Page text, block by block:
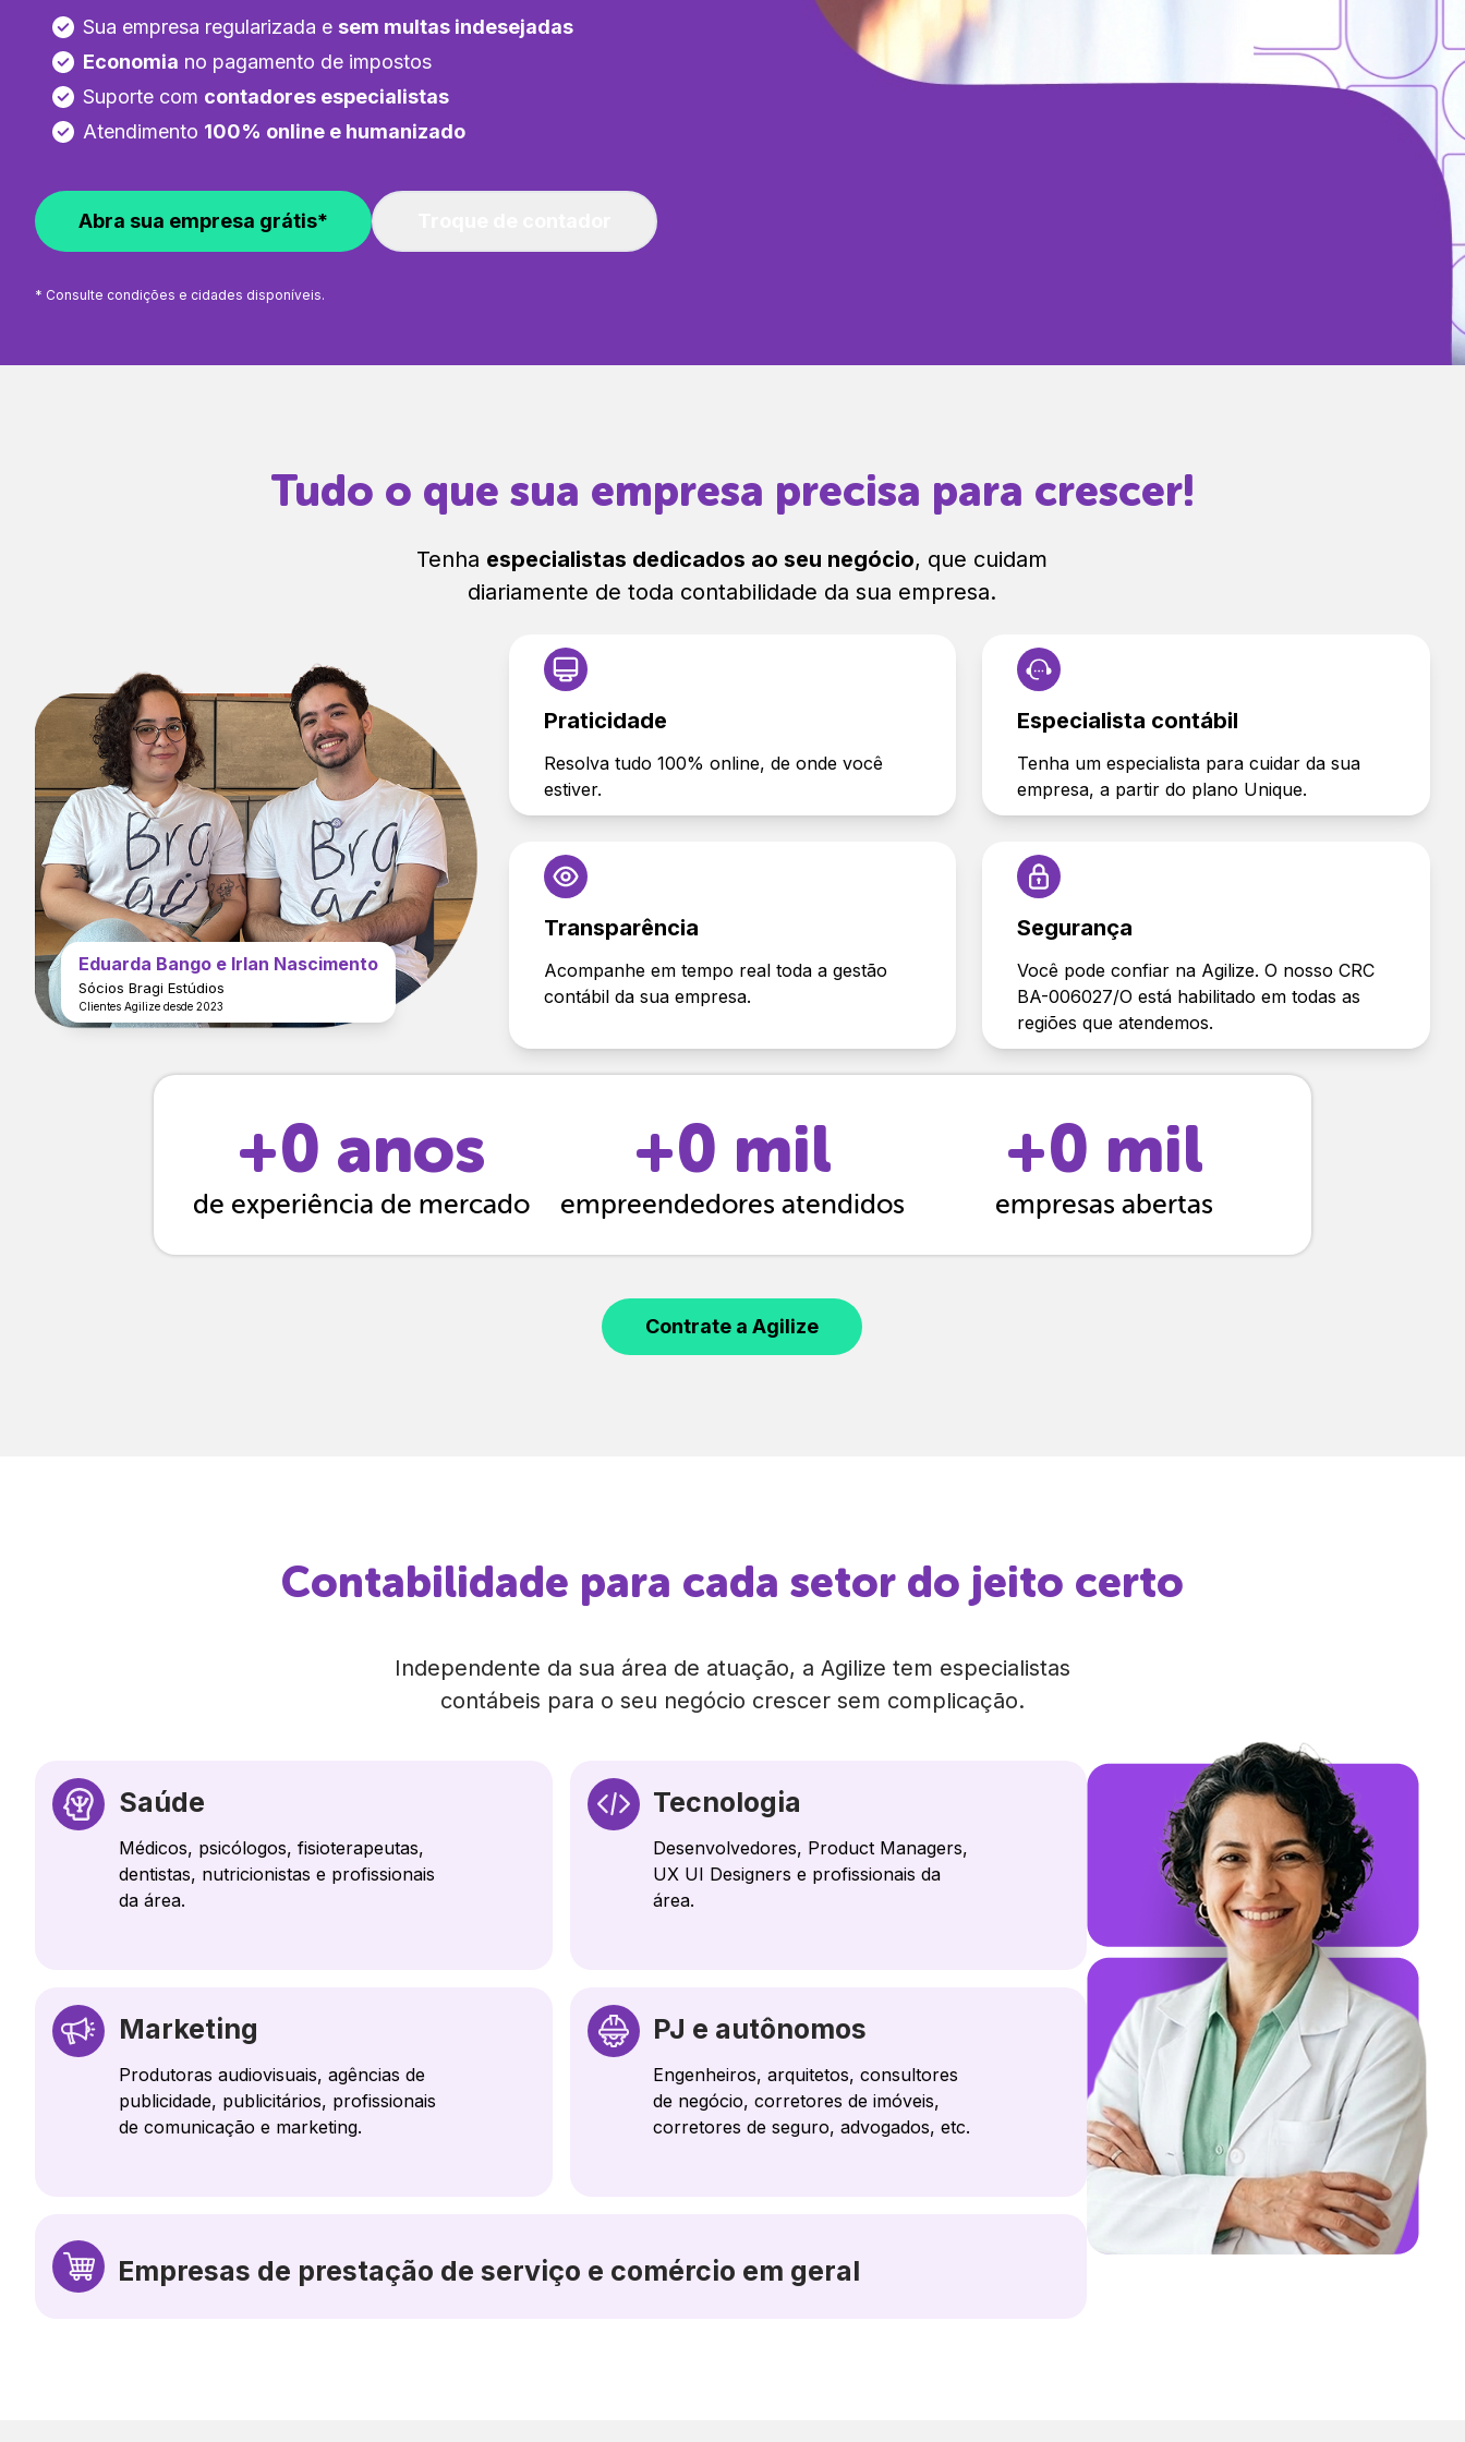
Sua empresa regularizada e sem multas indesejadas
Economia no pagamento de impostos
Suporte com contadores especialistas
Atendimento 100% online e humanizado
Abra sua empresa grátis*
* Consulte condições e cidades disponíveis.
Tudo o que sua empresa precisa para crescer!
Tenha especialistas dedicados ao seu negócio, que cuidam
diariamente de toda contabilidade da sua empresa.
Eduarda Bango e Irlan Nascimento
Sócios Bragi Estúdios
Clientes Agilize desde 2023
Praticidade
Resolva tudo 100% online, de onde você
estiver.
Especialista contábil
Tenha um especialista para cuidar da sua
empresa, a partir do plano Unique.
Transparência
Acompanhe em tempo real toda a gestão
contábil da sua empresa.
Segurança
Você pode confiar na Agilize. O nosso CRC
BA-006027/O está habilitado em todas as
regiões que atendemos.
+0 anos
de experiência de mercado
+0 mil
empreendedores atendidos
+0 mil
empresas abertas
Contrate a Agilize
Contabilidade para cada setor do jeito certo
Independente da sua área de atuação, a Agilize tem especialistas
contábeis para o seu negócio crescer sem complicação.
Saúde
Médicos, psicólogos, fisioterapeutas,
dentistas, nutricionistas e profissionais
da área.
Tecnologia
Desenvolvedores, Product Managers,
UX UI Designers e profissionais da
área.
Marketing
Produtoras audiovisuais, agências de
publicidade, publicitários, profissionais
de comunicação e marketing.
PJ e autônomos
Engenheiros, arquitetos, consultores
de negócio, corretores de imóveis,
corretores de seguro, advogados, etc.
Empresas de prestação de serviço e comércio em geral